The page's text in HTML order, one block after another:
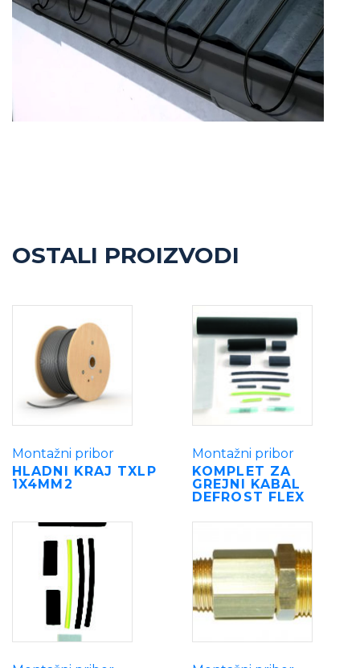
OSTALI PROIZVODI
Montažni pribor
HLADNI KRAJ TXLP
1X4MM2
Montažni pribor
KOMPLET ZA
GREJNI KABAL
DEFROST FLEX